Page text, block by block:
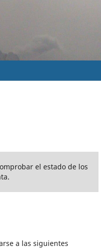
el estado de los
a las siguientes